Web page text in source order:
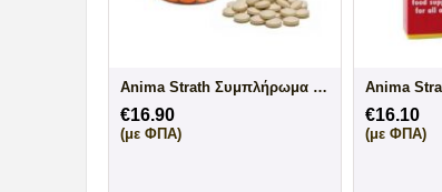
Anima Strath Συμπλήρωμα Διατροφής Tabs
€16.90
(με ΦΠΑ)
€16.10
(με ΦΠΑ)